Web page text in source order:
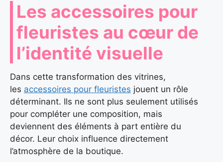
Les accessoires pour
fleuristes au cœur de
l’identité visuelle
Dans cette transformation des vitrines,
les accessoires pour fleuristes jouent un rôle
déterminant. Ils ne sont plus seulement utilisés
pour compléter une composition, mais
deviennent des éléments à part entière du
décor. Leur choix influence directement
l’atmosphère de la boutique.